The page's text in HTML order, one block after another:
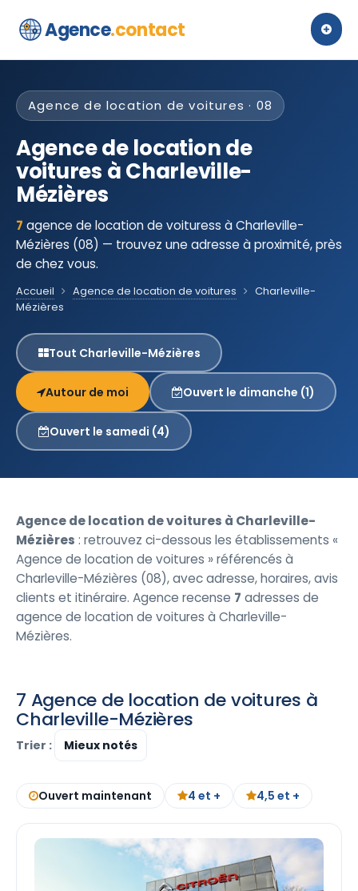
Agence.contact
Agence de location de voitures · 08
Agence de location de
voitures à Charleville-
Mézières
7 agence de location de voituress à Charleville-
Mézières (08) — trouvez une adresse à proximité, près
de chez vous.
Accueil Agence de location de voitures
Charleville-
Mézières
Tout Charleville-Mézières
Autour de moi Ouvert le dimanche (1)
Ouvert le samedi (4)
Agence de location de voitures à Charleville-
Mézières : retrouvez ci-dessous les établissements «
Agence de location de voitures » référencés à
Charleville-Mézières (08), avec adresse, horaires, avis
clients et itinéraire. Agence recense 7 adresses de
agence de location de voitures à Charleville-
Mézières.
7 Agence de location de voitures à
Charleville-Mézières
Trier :
Ouvert maintenant 4 et + 4,5 et +